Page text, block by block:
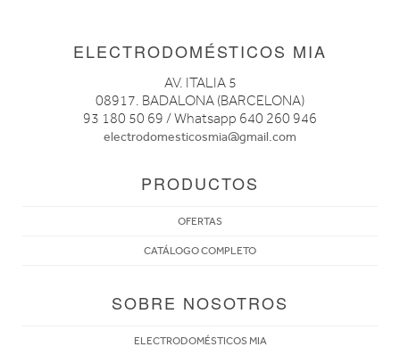
ELECTRODOMÉSTICOS MIA
AV. ITALIA 5
08917. BADALONA (BARCELONA)
93 180 50 69 / Whatsapp 640 260 946
electrodomesticosmia@gmail.com
PRODUCTOS
OFERTAS
CATÁLOGO COMPLETO
SOBRE NOSOTROS
ELECTRODOMÉSTICOS MIA